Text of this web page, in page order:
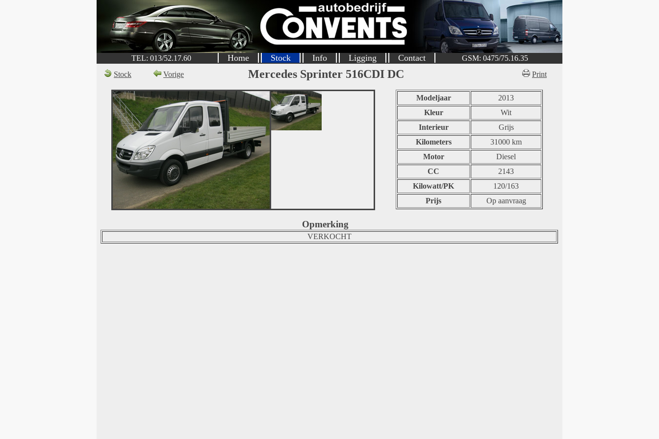
TEL: 013/52.17.60 Home Stock Info Ligging Contact
GSM: 0475/75.16.35
Stock
Vorige Mercedes Sprinter 516CDI DC Print
Modeljaar
2013
Kleur
Wit
Interieur
Grijs
Kilometers
31000 km
Motor
Diesel
CC
2143
Kilowatt/PK
120/163
Prijs
Op aanvraag
Opmerking
VERKOCHT